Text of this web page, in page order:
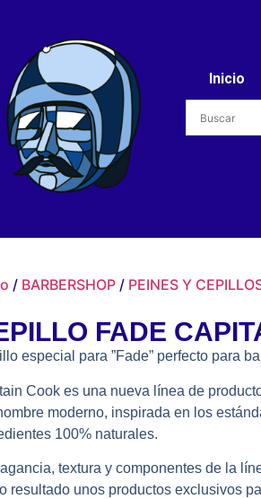
Inicio
/ BARBERSHOP / PEINES Y
FADE
especial para ”Fade” perfecto para
Cook es una nueva línea de
moderno, inspirada en los
100% naturales.
textura y componentes de la
resultado unos productos exclusivos